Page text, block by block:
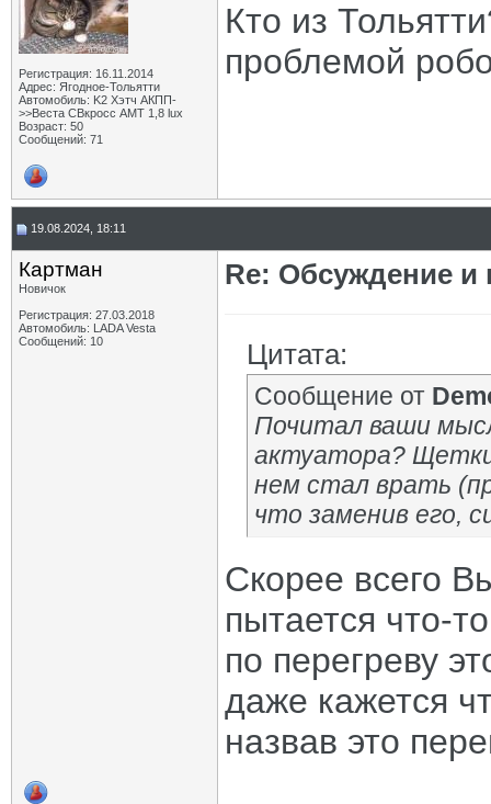
Регистрация: 16.11.2014
Адрес: Ягодное-Тольятти
Автомобиль: K2 Хэтч АКПП-
>>Веста СВкросс АМТ 1,8 lux
Возраст: 50
Сообщений: 71
Кто из
проблемой
19.08.2024, 18:11
Картман
Новичок
Регистрация: 27.03.2018
Автомобиль: LADA Vesta
Сообщений: 10
Re: Обсуждение
Цитата:
Сообщение от
Почитал ваши
актуатора? Щетки
нем стал врать
что заменив его,
Скорее всего
пытается что-
по перегреву
даже кажется
назвав это